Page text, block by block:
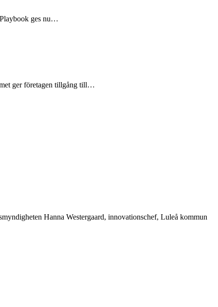
ges nu…
ger företagen tillgång till…
Hanna Westergaard, innovationschef, Luleå kommun